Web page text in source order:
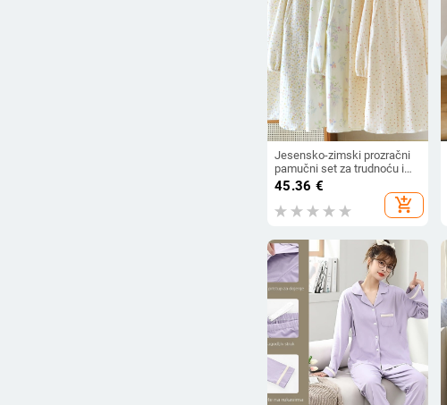
Jesensko-zimski prozračni
pamučni set za trudnoću i
dojenje – noćna haljina za
dojenje, deblji materijal,
udoban kroj
45.36 €
add_shopping_cart